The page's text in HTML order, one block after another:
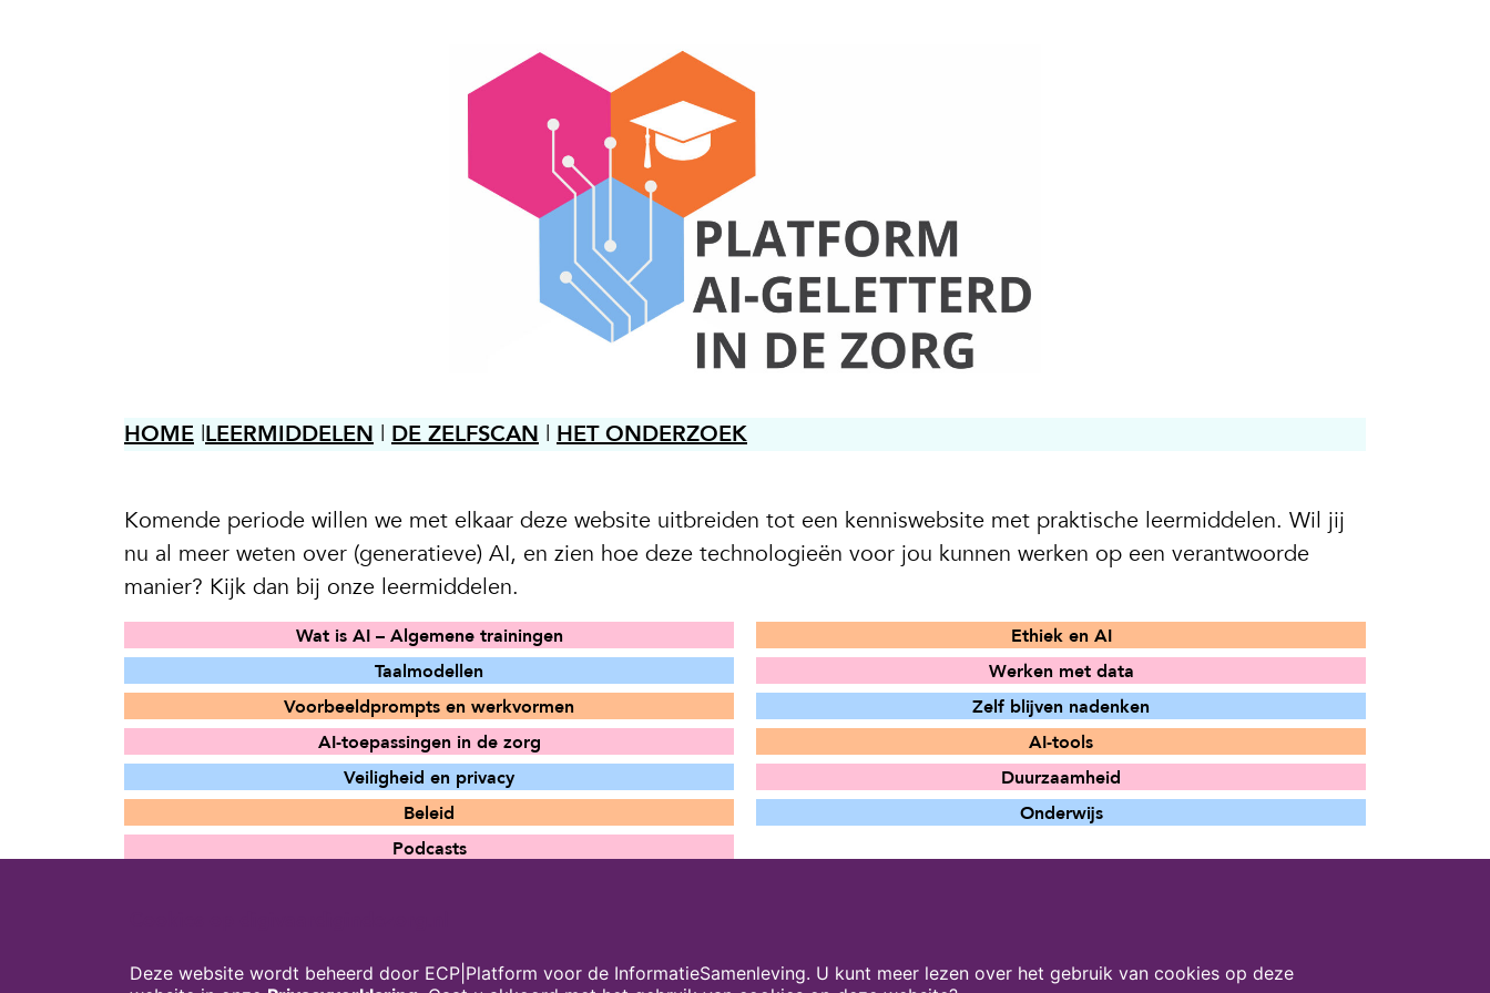
HOME |LEERMIDDELEN | DE ZELFSCAN | HET ONDERZOEK
Komende periode willen we met elkaar deze website uitbreiden tot een kenniswebsite met praktische leermiddelen. Wil jij
nu al meer weten over (generatieve) AI, en zien hoe deze technologieën voor jou kunnen werken op een verantwoorde
manier? Kijk dan bij onze leermiddelen.
Wat is AI – Algemene trainingen
Taalmodellen
Voorbeeldprompts en werkvormen
AI-toepassingen in de zorg
Veiligheid en privacy
Beleid
Podcasts
Ethiek en AI
Werken met data
Zelf blijven nadenken
AI-tools
Duurzaamheid
Onderwijs
Deze website wordt beheerd door ECP|Platform voor de InformatieSamenleving. U kunt meer lezen over het gebruik van cookies op deze